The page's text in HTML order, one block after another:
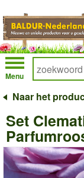
Menu
Naar het
Set